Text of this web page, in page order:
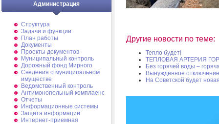
Администрация
Структура
Задачи и функции
План работы
Документы
Проекты документов
Муниципальный контроль
Дорожный фонд Мирного
Cведения о муниципальном
имуществе
Ведомственный контроль
Антимонопольный комплаенс
Отчеты
Информационные системы
Защита информации
Интернет-приемная
Другие новости по теме:
Тепло будет!
ТЕПЛОВАЯ АРТЕРИЯ
Без горячей воды –
Вынужденное
На Советской будет